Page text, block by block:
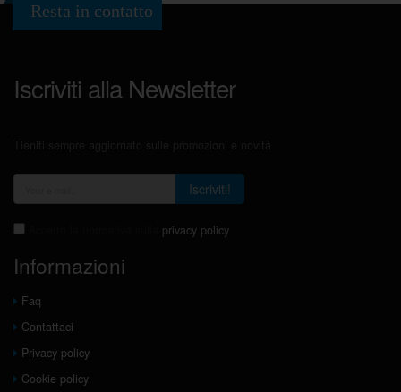
Resta in contatto
Iscriviti alla Newsletter
Iscriviti!
privacy policy
Informazioni
Faq
Contattaci
Privacy policy
Cookie policy